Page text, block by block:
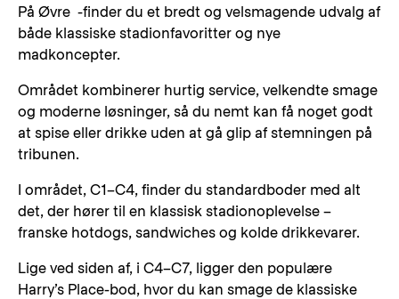
På Øvre -finder du et bredt og velsmagende udvalg af
både klassiske stadionfavoritter og nye
madkoncepter.
Området kombinerer hurtig service, velkendte smage
og moderne løsninger, så du nemt kan få noget godt
at spise eller drikke uden at gå glip af stemningen på
tribunen.
I området, C1–C4, finder du standardboder med alt
det, der hører til en klassisk stadionoplevelse –
franske hotdogs, sandwiches og kolde drikkevarer.
Lige ved siden af, i C4–C7, ligger den populære
Harry’s Place-bod, hvor du kan smage de klassiske